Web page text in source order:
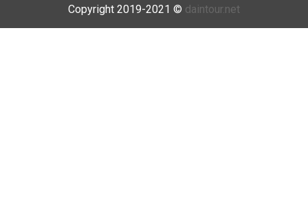
Copyright 2019-2021 © daintour.net